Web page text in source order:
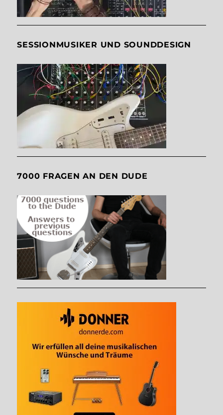
SESSIONMUSIKER UND SOUNDDESIGN
7000 FRAGEN AN DEN DUDE